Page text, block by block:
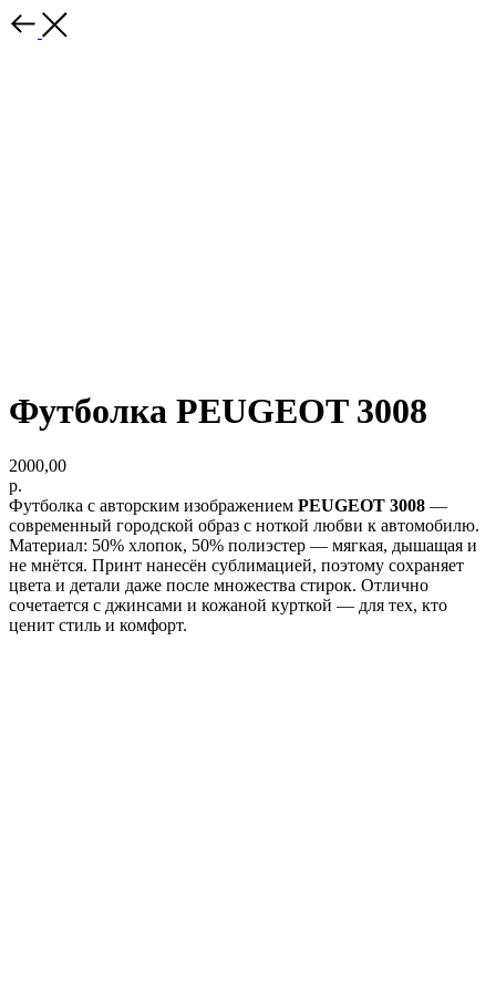
Футболка PEUGEOT 3008
2000,00
р.
Футболка с авторским изображением PEUGEOT 3008 —
современный городской образ с ноткой любви к автомобилю.
Материал: 50% хлопок, 50% полиэстер — мягкая, дышащая и
не мнётся. Принт нанесён сублимацией, поэтому сохраняет
цвета и детали даже после множества стирок. Отлично
сочетается с джинсами и кожаной курткой — для тех, кто
ценит стиль и комфорт.